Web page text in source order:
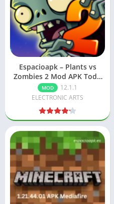
Espacioapk – Plants vs
Zombies 2 Mod APK Todo
Desbloqueado
MOD
12.1.1
ELECTRONIC ARTS